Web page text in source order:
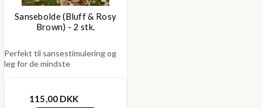
Sansebolde (Bluff & Rosy
Brown) - 2 stk.
Perfekt til sansestimulering og
leg for de mindste
115,00 DKK